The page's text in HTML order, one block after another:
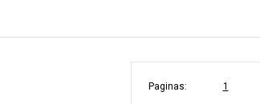
Paginas: 1